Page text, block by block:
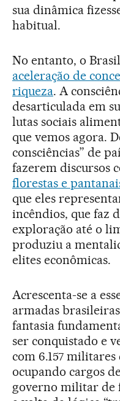
sua dinâmica
habitual.
No entanto, o
aceleração de
riqueza. A
desarticulada em
lutas sociais
que vemos agora.
consciências” de
fazerem discursos
florestas e
que eles
incêndios, que faz
exploração até o
produziu a
elites econômicas.
Acrescenta-se a
armadas
fantasia
ser conquistado e
com 6.157
ocupando cargos
governo militar de